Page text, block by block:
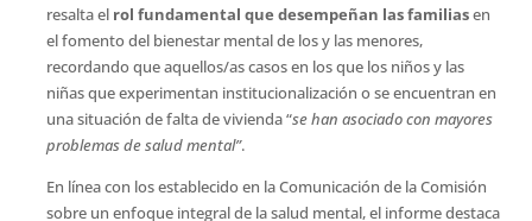
resalta el rol fundamental que desempeñan las familiasen
el fomento del bienestar mental de los y las menores,
recordando que aquellos/as casos en los que los niños y las
niñas que experimentan institucionalización o se encuentran en
una situación de falta de vivienda “se han asociado con mayores
problemas de salud mental”.
En línea con los establecido en la Comunicación de la Comisión
sobre un enfoque integral de la salud mental, el informe destaca